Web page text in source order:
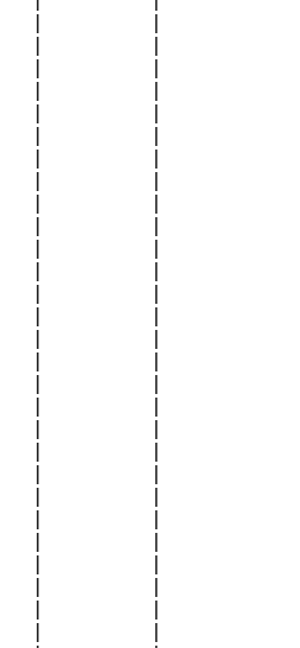
|         |
|         |               |
|         |
|         |
|         |
|         |
|         |
|         |
|         |
|         |
|         |
|         |
|         |
|         |               |   |
|         |
|         |
|         |
|         |
|         |               |   |
|         |               |
|         |               |
|         |               |
|         |               |
|         |
|         |               |   |
|         |
|         |
|         |